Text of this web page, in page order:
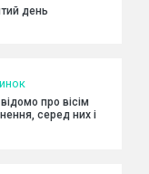
день
про вісім
серед них і